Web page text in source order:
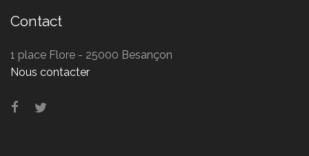
Contact
1 place Flore - 25000 Besançon
Nous contacter